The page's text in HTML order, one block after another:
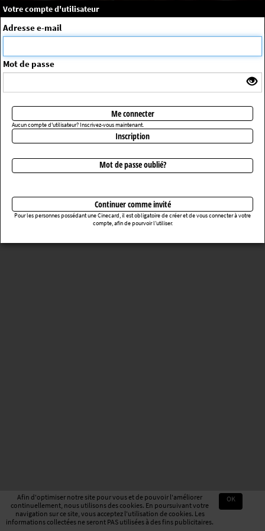
Afin d'optimiser notre site pour vous et de pouvoir l'améliorer
continuellement, nous utilisons des cookies. En poursuivant votre
navigation sur ce site, vous acceptez l'utilisation de cookies. Les
informations collectées ne seront PAS utilisées à des fins publicitaires.
OK
Message système
La séance choisie n'a pas été trouvée
Votre compte d'utilisateur
Adresse e-mail
Mot de passe
Me connecter
Aucun compte d'utilisateur? Inscrivez-vous maintenant.
Inscription
Mot de passe oublié?
Continuer comme invité
Pour les personnes possédant une Cinecard, il est obligatoire de créer et de vous connecter à votre
compte, afin de pourvoir l’utiliser.